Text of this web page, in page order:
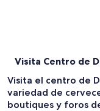
Visita Centro de
Visita el centro de
variedad de
boutiques y foros